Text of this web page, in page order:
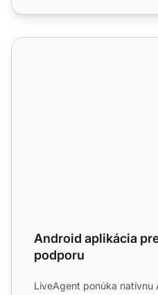
Android aplikácia pre
Android aplikácia
podporu
LiveAgent ponúka natívnu